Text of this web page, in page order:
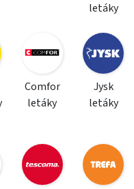
letáky
Comfor
letáky
Jysk
letáky